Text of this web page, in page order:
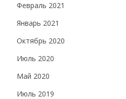
Февраль 2021
Январь 2021
Октябрь 2020
Июль 2020
Май 2020
Июль 2019